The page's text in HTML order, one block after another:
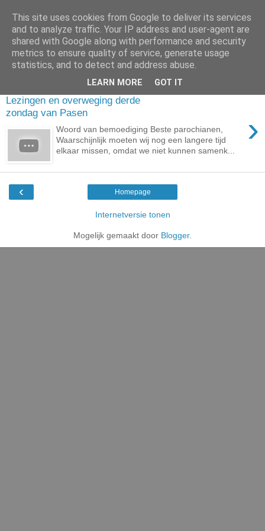
vrijdag 24 april 2020
Lezingen en overweging derde
zondag van Pasen
›
Woord van bemoediging Beste parochianen,
Waarschijnlijk moeten wij nog een langere tijd
elkaar missen, omdat we niet kunnen samenk...
‹ Homepage
Internetversie tonen
Mogelijk gemaakt door Blogger.
This site uses cookies from Google to deliver its services
and to analyze traffic. Your IP address and user-agent are
shared with Google along with performance and security
metrics to ensure quality of service, generate usage
statistics, and to detect and address abuse.
LEARN MORE GOT IT